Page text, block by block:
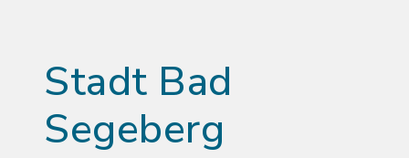
Stadt Bad
Segeberg